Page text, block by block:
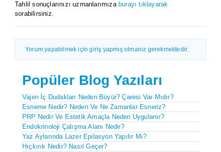
Tahlil sonuçlarınızı uzmanlarımıza burayı tıklayarak
sorabilirsiniz.
Yorum yapabilmek için giriş yapmış olmanız gerekmektedir.
Popüler Blog Yazıları
Vajen İç Dudakları Neden Büyür? Çaresi Var Mıdır?
Esneme Nedir? Neden Ve Ne Zamanlar Esneriz?
PRP Nedir Ve Estetik Amaçla Neden Uygulanır?
Endokrinoloji Çalışma Alanı Nedir?
Yaz Aylarında Lazer Epilasyon Yapılır Mı?
Hıçkırık Nedir? Nasıl Geçer?